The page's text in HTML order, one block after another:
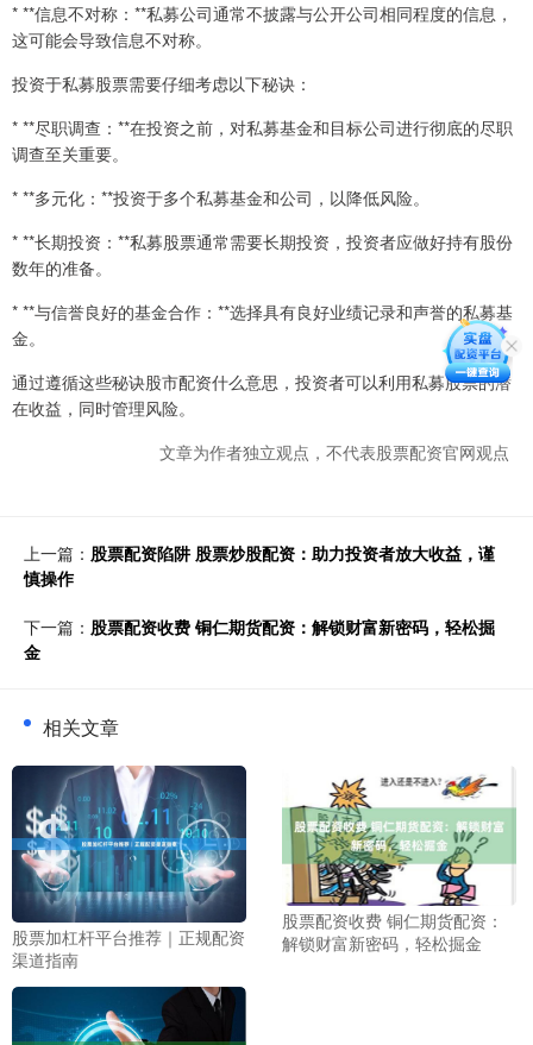
* **信息不对称：**私募公司通常不披露与公开公司相同程度的信息，
这可能会导致信息不对称。
投资于私募股票需要仔细考虑以下秘诀：
* **尽职调查：**在投资之前，对私募基金和目标公司进行彻底的尽职
调查至关重要。
* **多元化：**投资于多个私募基金和公司，以降低风险。
* **长期投资：**私募股票通常需要长期投资，投资者应做好持有股份
数年的准备。
* **与信誉良好的基金合作：**选择具有良好业绩记录和声誉的私募基
金。
通过遵循这些秘诀股市配资什么意思，投资者可以利用私募股票的潜
在收益，同时管理风险。
文章为作者独立观点，不代表股票配资官网观点
上一篇： 股票配资陷阱 股票炒股配资：助力投资者放大收益，谨
慎操作
下一篇： 股票配资收费 铜仁期货配资：解锁财富新密码，轻松掘
金
相关文章
股票加杠杆平台推荐｜正规配资
渠道指南
股票配资收费 铜仁期货配资：
解锁财富新密码，轻松掘金